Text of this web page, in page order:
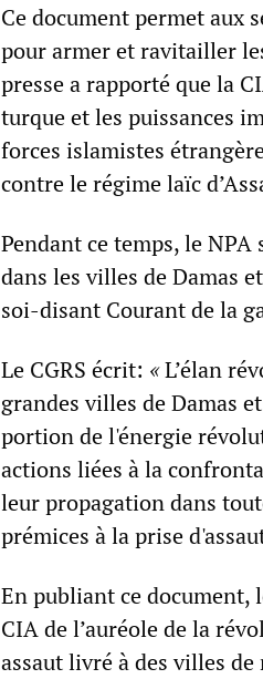
Ce document permet aux
pour armer et ravitailler
presse a rapporté que la
turque et les puissances
forces islamistes
contre le régime laïc
Pendant ce temps, le
dans les villes de Damas
soi-disant Courant de la
Le CGRS écrit: «L’élan
grandes villes de Damas
portion de l'énergie
actions liées à la
leur propagation dans
prémices à la prise
En publiant ce document,
CIA de l’auréole de la
assaut livré à des villes